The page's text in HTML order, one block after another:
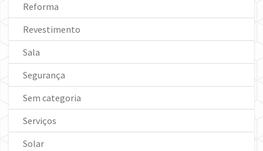
Reforma
Revestimento
Sala
Segurança
Sem categoria
Serviços
Solar